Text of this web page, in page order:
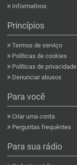
Informativos
Princípios
Termos de serviço
Políticas de cookies
Políticas de privacidade
Denunciar abusos
Para você
Criar uma conta
Perguntas frequêntes
Para sua rádio